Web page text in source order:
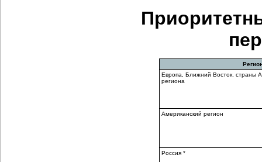
Европа, Ближний Восток, страны
региона
Американский регион
Россия *